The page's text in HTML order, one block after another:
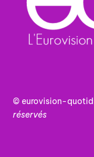
© eurovision-
réservés